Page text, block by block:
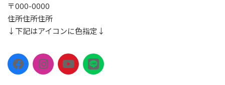
〒000-0000
住所住所住所
↓下記はアイコンに色指定↓